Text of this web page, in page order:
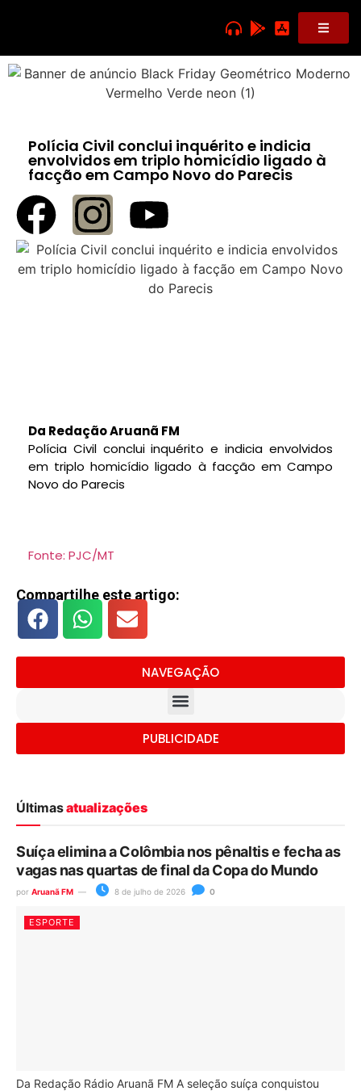
Polícia Civil conclui inquérito e indicia
envolvidos em triplo homicídio ligado à
facção em Campo Novo do Parecis
Da Redação Aruanã FM
Polícia Civil conclui inquérito e indicia envolvidos
em triplo homicídio ligado à facção em Campo
Novo do Parecis
Fonte: PJC/MT
Compartilhe este artigo:
NAVEGAÇÃO
PUBLICIDADE
Últimasatualizações
Suíça elimina a Colômbia nos pênaltis e fecha as
vagas nas quartas de final da Copa do Mundo
por Aruanã FM 8 de julho de 2026 0
ESPORTE
Da Redação Rádio Aruanã FM A seleção suíça conquistou